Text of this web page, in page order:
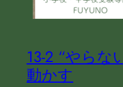
13-2 “やらな
動かす